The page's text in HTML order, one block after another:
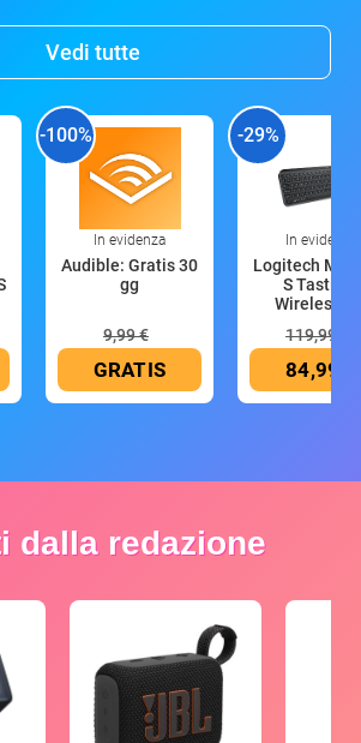
Vedi tutte
-100%
In evidenza
Audible: Gratis 30
gg
9,99 €
GRATIS
-29%
In evidenza
Logitech MX
S Tastiera
Wireless
119,99 €
84,99 €
dalla redazione